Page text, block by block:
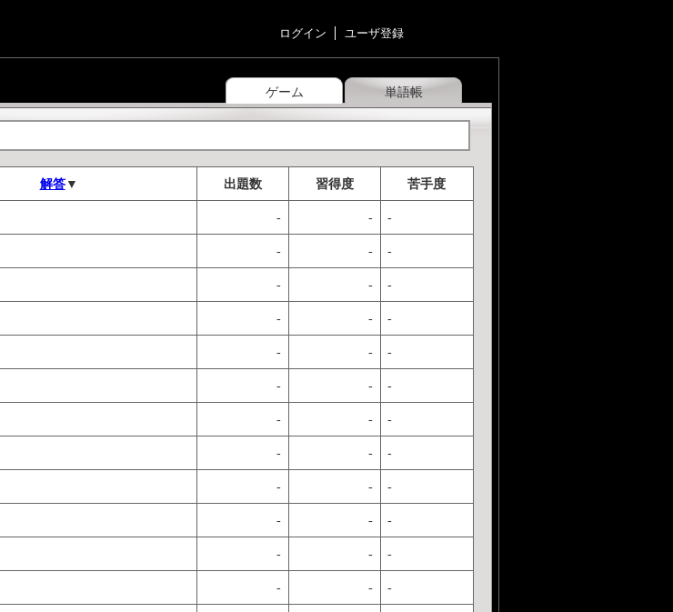
ログイン ユーザ登録
ゲーム 単語帳
解答▼ 出題数 習得度 苦手度
- - -
- - -
- - -
- - -
- - -
- - -
- - -
- - -
- - -
- - -
- - -
- - -